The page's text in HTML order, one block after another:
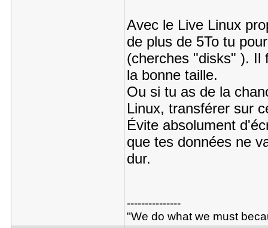
Avec le Live Linux
de plus de 5To tu
(cherches "disks" ). Il
la bonne taille.
Ou si tu as de la
Linux, transférer sur
Évite absolument
que tes données ne
dur.
---------------
"We do what we must